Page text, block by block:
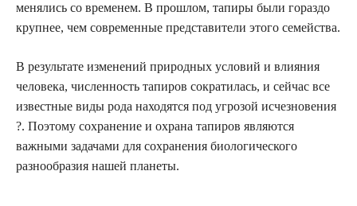
менялись со временем. В прошлом, тапиры были гораздо
крупнее, чем современные представители этого семейства.
В результате изменений природных условий и влияния
человека, численность тапиров сократилась, и сейчас все
известные виды рода находятся под угрозой исчезновения
?. Поэтому сохранение и охрана тапиров являются
важными задачами для сохранения биологического
разнообразия нашей планеты.